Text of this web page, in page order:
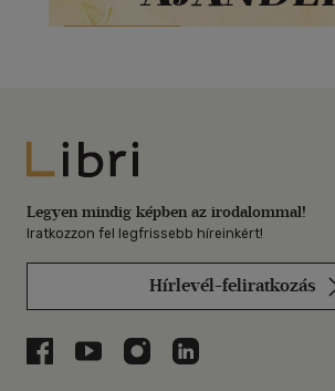
Libri
Legyen mindig képben az irodalommal!
Iratkozzon fel legfrissebb híreinkért!
Hírlevél-feliratkozás
Libri a Facebookon
Libri a Youtube-on
Libri az Instagramon
Libri a LinkedInen